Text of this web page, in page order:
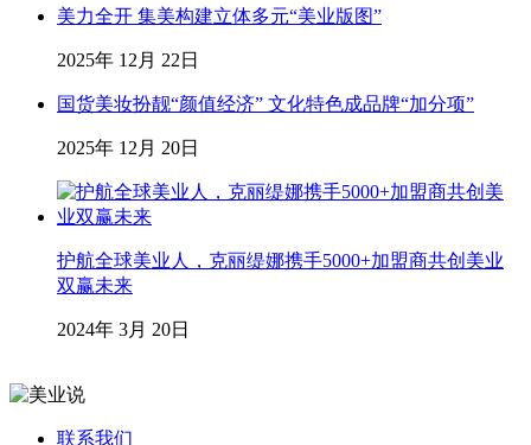
美力全开 集美构建立体多元“美业版图”
2025年 12月 22日
国货美妆扮靓“颜值经济” 文化特色成品牌“加分项”
2025年 12月 20日
护航全球美业人，克丽缇娜携手5000+加盟商共创美业
双赢未来
2024年 3月 20日
联系我们